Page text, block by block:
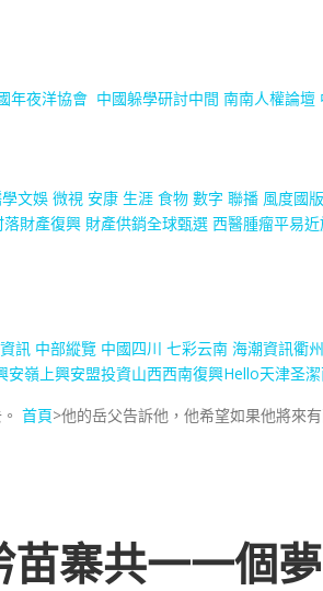
年夜洋協會 中國躲學研討中間 南南人權論壇
文娛 微視 安康 生涯 食物 數字 聯播 風度國
落財產復興 財產供銷全球甄選 西醫腫瘤平易
訊 中部縱覽 中國四川 七彩云南 海潮資訊衢
安嶺上興安盟投資山西西南復興Hello天津圣
首頁>他的岳父告訴他，他希望如果他將來
寨共一一個夢